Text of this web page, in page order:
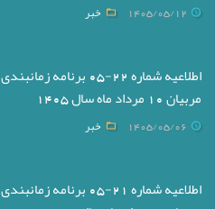
1405/05/12 خبر
اطلاعیه شماره 22-05
مربیان 10 مرداد ماه سال 1405
1405/05/06 خبر
اطلاعیه شماره 21-05